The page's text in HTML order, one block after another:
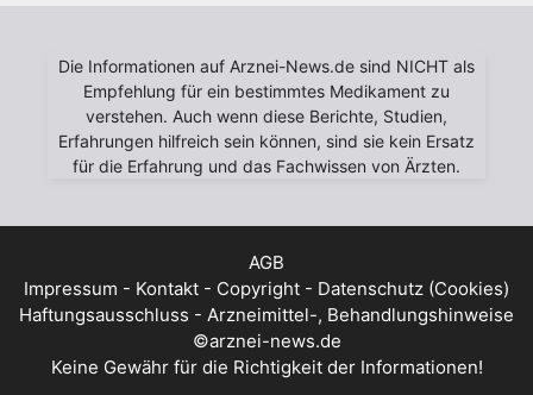
Die Informationen auf Arznei-News.de sind NICHT als
Empfehlung für ein bestimmtes Medikament zu
verstehen. Auch wenn diese Berichte, Studien,
Erfahrungen hilfreich sein können, sind sie kein Ersatz
für die Erfahrung und das Fachwissen von Ärzten.
AGB
Impressum - Kontakt - Copyright - Datenschutz (Cookies)
Haftungsausschluss - Arzneimittel-, Behandlungshinweise
©arznei-news.de
Keine Gewähr für die Richtigkeit der Informationen!